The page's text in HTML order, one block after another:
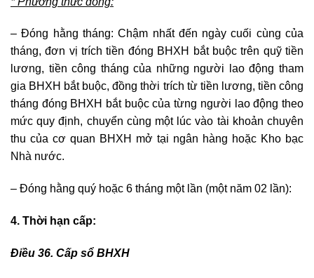
– Đóng hằng tháng: Chậm nhất đến ngày cuối cùng của
tháng, đơn vị trích tiền đóng BHXH bắt buộc trên quỹ tiền
lương, tiền công tháng của những người lao động tham
gia BHXH bắt buộc, đồng thời trích từ tiền lương, tiền công
tháng đóng BHXH bắt buộc của từng người lao động theo
mức quy định, chuyển cùng một lúc vào tài khoản chuyên
thu của cơ quan BHXH mở tại ngân hàng hoặc Kho bạc
Nhà nước.
– Đóng hằng quý hoặc 6 tháng một lần (một năm 02 lần):
4. Thời hạn cấp:
Điều 36. Cấp sổ BHXH